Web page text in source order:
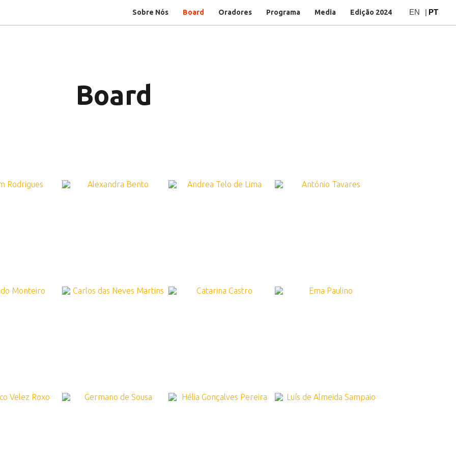
Sobre Nós Board Oradores Programa Media Edição 2024 EN | PT
Board